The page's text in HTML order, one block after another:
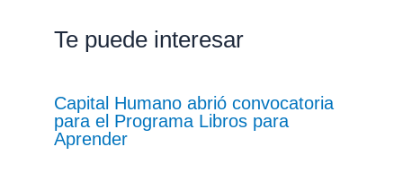
Te puede interesar
Capital Humano abrió convocatoria
para el Programa Libros para
Aprender